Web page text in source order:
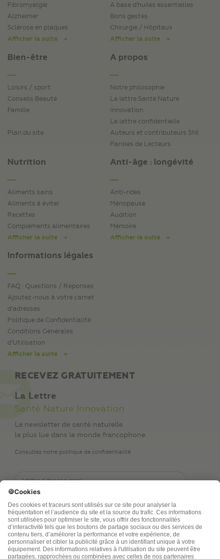
Fibromyalgie
Alzheimer
Sclérose en plaques
Afficher la suite
Bien-être
Loisirs / sport
Conseils Beauté
Famille
Plan du site
A base d'huiles essentielles
Bons gestes
Chirurgie / Hôpitaux
Afficher la suite
A propos
Notre philosophie
La lettre Santé Nature
Innovation
La lettre confidentielle
Auteurs et contributeurs SNI
Paroles de Lecteurs
Nutrition
Aliments sains
Aliments à éviter
Recettes
Compléments alimentaires
Afficher la suite
Informations légales
FAQ : Questions / Réponses
Ajoutez-nous à votre carnet
d’adresses
Politique de Confidentialité
Conditions Générales
d’Utilisation
Afficher la suite
Anti-âge : longévité
Anti-rides
Ménopause
Audition
Mémoire
Afficher la suite
RECEVEZ GRATUITEMENT
La Lettre
Santé Nature Innovation
La newsletter de santé naturelle
la plus lue dans le monde francophone.
Consultez notre politique de confidentialité
TSA Publications SA collecte mes nom, prénom,
adresse de messagerie électronique et numéro de
téléphone afin de répondre aux demandes de
renseignements. Ce traitement est nécessaire à